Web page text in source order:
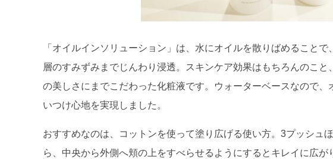
「オイルインソリューション」は、水にオイルを散りばめること
層のすみずみまでじんわり浸透。スキンケア効果はもちろんのこ
の美しさにまでこだわった化粧液です。ウォーターベースなので
いつけ心地を実現しました。
おすすめなのは、コットンを使って塗り広げる使い方。3プッシュ
ら、中央から外側へ頬の上をすべらせるようにするとキレイに広が